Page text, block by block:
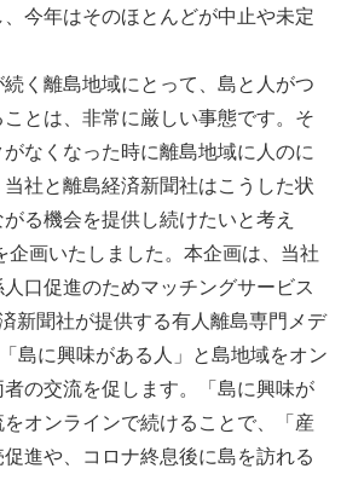
今年はそのほとんどが中止や未定
く離島地域にとって、島と人がつ
とは、非常に厳しい事態です。そ
なくなった時に離島地域に人のに
社と離島経済新聞社はこうした状
る機会を提供し続けたいと考え
企画いたしました。本企画は、当社
口促進のためマッチングサービス
新聞社が提供する有人離島専門メデ
島に興味がある人」と島地域をオン
の交流を促します。「島に興味が
オンラインで続けることで、「産
進や、コロナ終息後に島を訪れる